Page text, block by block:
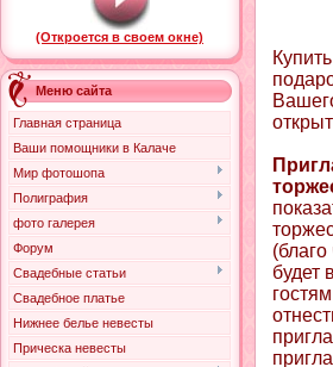
(Откроется в своем окне)
Меню сайта
Главная страница
Ваши помощники в Калаче
Мир фотошопа
Полиграфия
фото галерея
Форум
Свадебные статьи
Свадебное платье
Нижнее белье невесты
Прическа невесты
будет